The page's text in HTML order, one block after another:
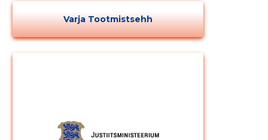
Varja Tootmistsehh